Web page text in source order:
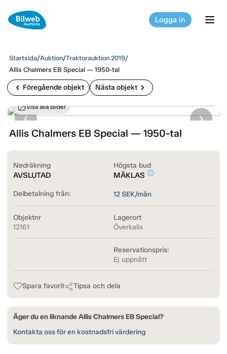
Logga in
Startsida/Auktion/Traktorauktion 2019/
Allis Chalmers EB Special — 1950-tal
chevron_left Föregående objekt Nästa objekt chevron_right
Visa alla bilder
Allis Chalmers EB Special — 1950-tal
Nedräkning
AVSLUTAD
Högsta bud
MÄKLAS info_outline
Delbetalning från: 12SEK/mån
Objektnr
12161
Lagerort
Överkalix
Reservationspris:
Ej uppnått
Spara favorit Tipsa och dela
Äger du en liknande Allis Chalmers EB Special?
Kontakta oss för en kostnadsfri värdering